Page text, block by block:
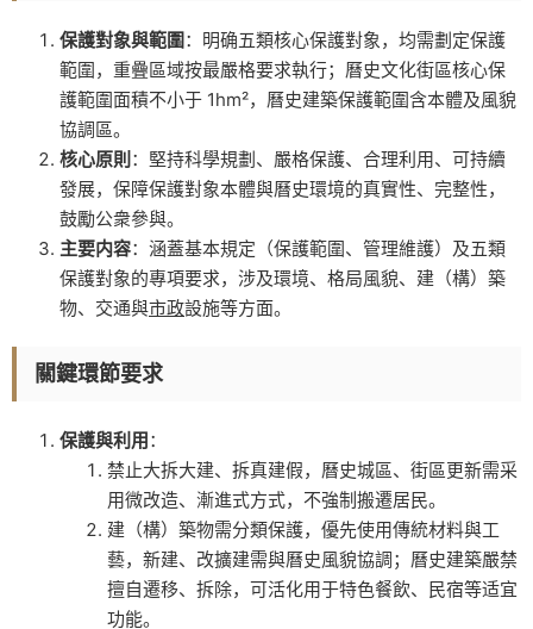
保護對象與範圍：明确五類核心保護對象，均需劃定保護
範圍，重疊區域按最嚴格要求執行；曆史文化街區核心保
護範圍面積不小于 1hm²，曆史建築保護範圍含本體及風貌
協調區。
核心原則 ：堅持科學規劃、嚴格保護、合理利用、可持續
發展，保障保護對象本體與曆史環境的真實性、完整性，
鼓勵公衆參與。
主要内容：涵蓋基本規定（保護範圍、管理維護）及五類
保護對象的專項要求，涉及環境、格局風貌、建（構）築
物、交通與市政設施等方面。
關鍵環節要求
保護與利用：
禁止大拆大建、拆真建假，曆史城區、街區更新需采
用微改造、漸進式方式，不強制搬遷居民。
建（構）築物需分類保護，優先使用傳統材料與工
藝，新建、改擴建需與曆史風貌協調；曆史建築嚴禁
擅自遷移、拆除，可活化用于特色餐飲、民宿等适宜
功能。